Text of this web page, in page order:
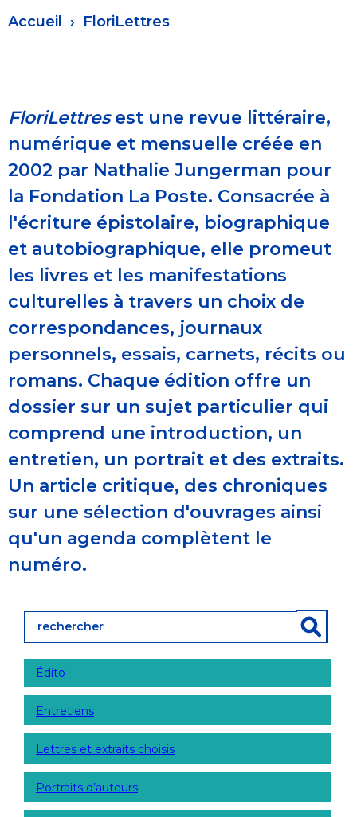
Fil
Accueil FloriLettres
FloriLettresest une revue littéraire,
numérique et mensuelle créée en
2002 par Nathalie Jungerman pour
la Fondation La Poste. Consacrée à
l'écriture épistolaire, biographique
et autobiographique, elle promeut
les livres et les manifestations
culturelles à travers un choix de
correspondances, journaux
personnels, essais, carnets, récits ou
romans. Chaque édition offre un
dossier sur un sujet particulier qui
comprend une introduction, un
entretien, un portrait et des extraits.
Un article critique, des chroniques
sur une sélection d'ouvrages ainsi
qu'un agenda complètent le
numéro.
Édito
Entretiens
Lettres et extraits choisis
Portraits d’auteurs